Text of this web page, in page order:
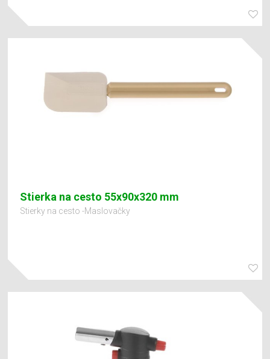
Stierka na cesto 55x90x320 mm
Stierky na cesto -Maslovačky